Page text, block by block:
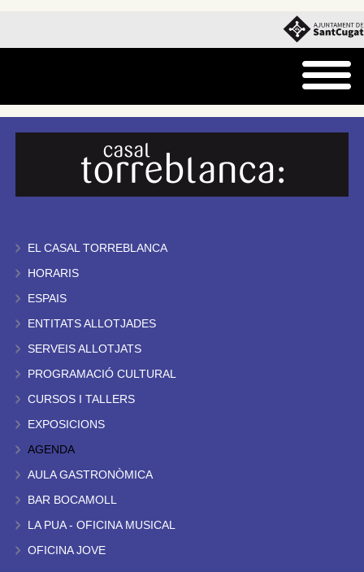
EL CASAL TORREBLANCA
HORARIS
ESPAIS
ENTITATS ALLOTJADES
SERVEIS ALLOTJATS
PROGRAMACIÓ CULTURAL
CURSOS I TALLERS
EXPOSICIONS
AGENDA
AULA GASTRONÒMICA
BAR BOCAMOLL
LA PUA - OFICINA MUSICAL
OFICINA JOVE